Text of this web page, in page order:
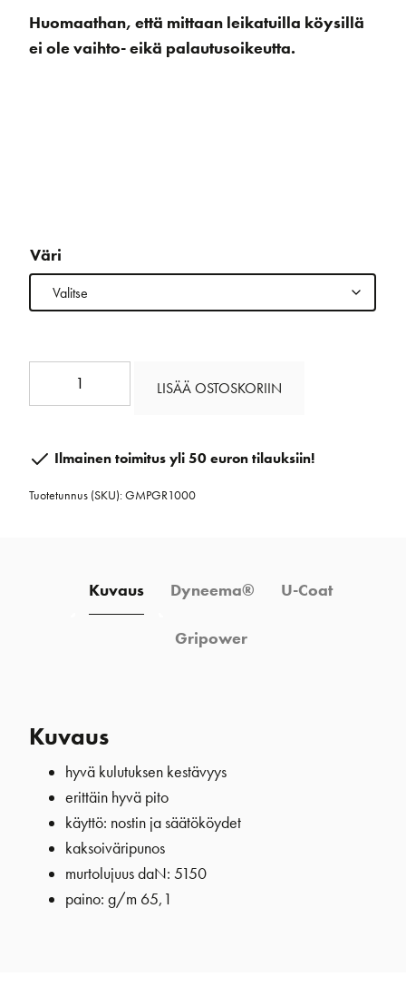
Huomaathan, että mittaan leikatuilla köysillä
ei ole vaihto- eikä palautusoikeutta.
Väri
Powergrip
määrä
LISÄÄ OSTOSKORIIN
Ilmainen toimitus yli 50 euron tilauksiin!
Tuotetunnus (SKU):GMPGR1000
Kuvaus Dyneema® U-Coat
Gripower
Kuvaus
hyvä kulutuksen kestävyys
erittäin hyvä pito
käyttö: nostin ja säätököydet
kaksoiväripunos
murtolujuus daN: 5150
paino: g/m 65,1